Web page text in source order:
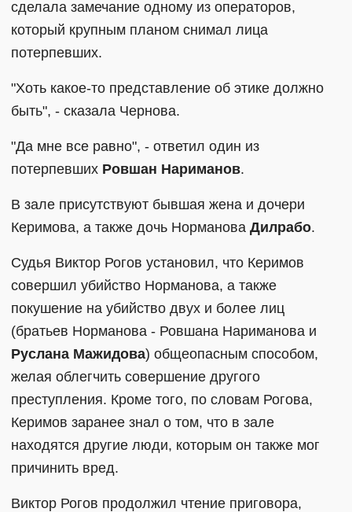
сделала замечание одному из операторов,
который крупным планом снимал лица
потерпевших.
"Хоть какое-то представление об этике должно
быть", - сказала Чернова.
"Да мне все равно", - ответил один из
потерпевших Ровшан Нариманов.
В зале присутствуют бывшая жена и дочери
Керимова, а также дочь Норманова Дилрабо.
Судья Виктор Рогов установил, что Керимов
совершил убийство Норманова, а также
покушение на убийство двух и более лиц
(братьев Норманова - Ровшана Нариманова и
Руслана Мажидова) общеопасным способом,
желая облегчить совершение другого
преступления. Кроме того, по словам Рогова,
Керимов заранее знал о том, что в зале
находятся другие люди, которым он также мог
причинить вред.
Виктор Рогов продолжил чтение приговора,